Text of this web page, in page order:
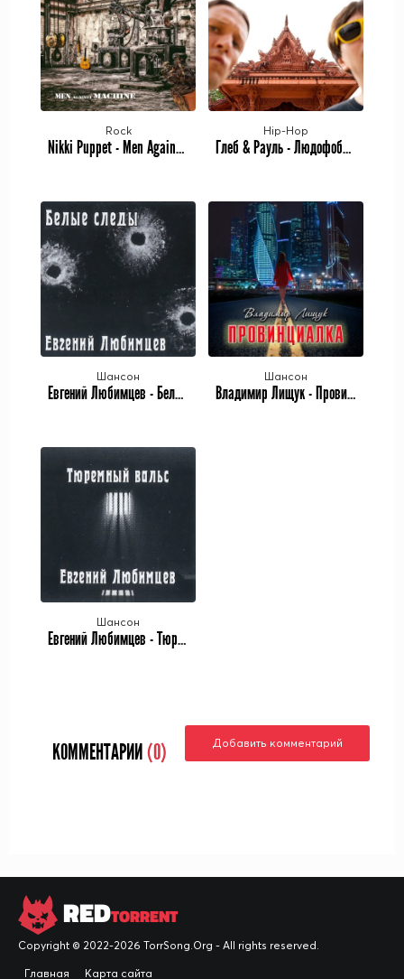
Rock
Nikki Puppet - Men Against Machine (2023)
Hip-Hop
Глеб & Рауль - Людофобы (2023)
Шансон
Евгений Любимцев - Белые следы (2023)
Шансон
Владимир Лищук - Провинциалка (2023)
Шансон
Евгений Любимцев - Тюремный вальс (2023)
КОММЕНТАРИИ (0) Добавить комментарий
REDTORRENT
Copyright © 2022-2026 TorrSong.Org - All rights reserved.
Главная Карта сайта